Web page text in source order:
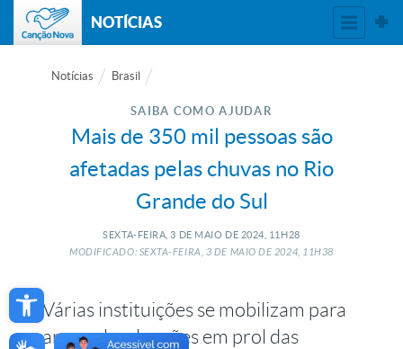
Open toolbar
NOTÍCIAS
Notícias Brasil
SAIBA COMO AJUDAR
Mais de 350 mil pessoas são
afetadas pelas chuvas no Rio
Grande do Sul
SEXTA-FEIRA, 3 DE MAIO DE 2024, 11H28
MODIFICADO: SEXTA-FEIRA, 3 DE MAIO DE 2024, 11H38
Várias instituições se mobilizam para
arrecadar doações em prol das